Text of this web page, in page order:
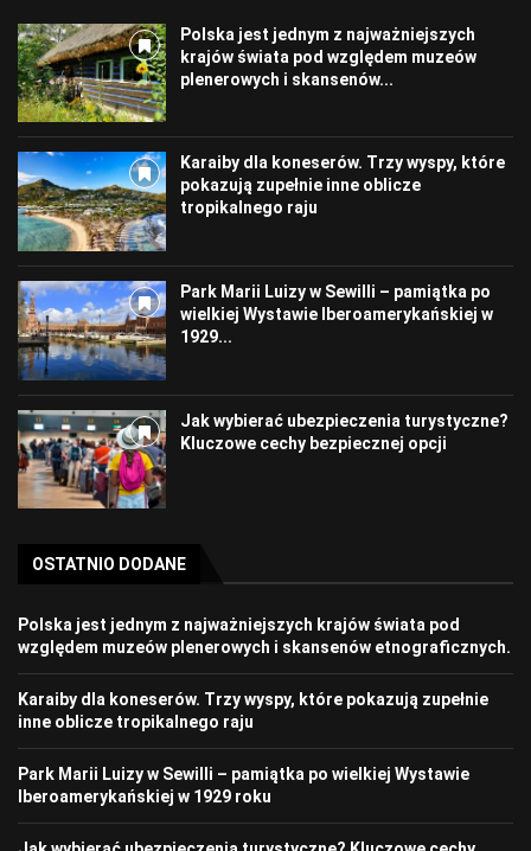
Polska jest jednym z najważniejszych
krajów świata pod względem muzeów
plenerowych i skansenów...
Karaiby dla koneserów. Trzy wyspy, które
pokazują zupełnie inne oblicze
tropikalnego raju
Park Marii Luizy w Sewilli – pamiątka po
wielkiej Wystawie Iberoamerykańskiej w
1929...
Jak wybierać ubezpieczenia turystyczne?
Kluczowe cechy bezpiecznej opcji
OSTATNIO DODANE
Polska jest jednym z najważniejszych krajów świata pod
względem muzeów plenerowych i skansenów etnograficznych.
Karaiby dla koneserów. Trzy wyspy, które pokazują zupełnie
inne oblicze tropikalnego raju
Park Marii Luizy w Sewilli – pamiątka po wielkiej Wystawie
Iberoamerykańskiej w 1929 roku